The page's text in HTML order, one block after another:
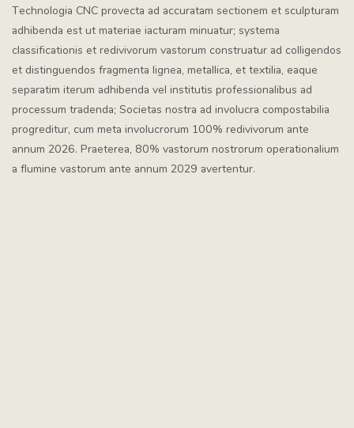
Technologia CNC provecta ad accuratam sectionem et sculpturam
adhibenda est ut materiae iacturam minuatur; systema
classificationis et redivivorum vastorum construatur ad colligendos
et distinguendos fragmenta lignea, metallica, et textilia, eaque
separatim iterum adhibenda vel institutis professionalibus ad
processum tradenda; Societas nostra ad involucra compostabilia
progreditur, cum meta involucrorum 100% redivivorum ante
annum 2026. Praeterea, 80% vastorum nostrorum operationalium
a flumine vastorum ante annum 2029 avertentur.